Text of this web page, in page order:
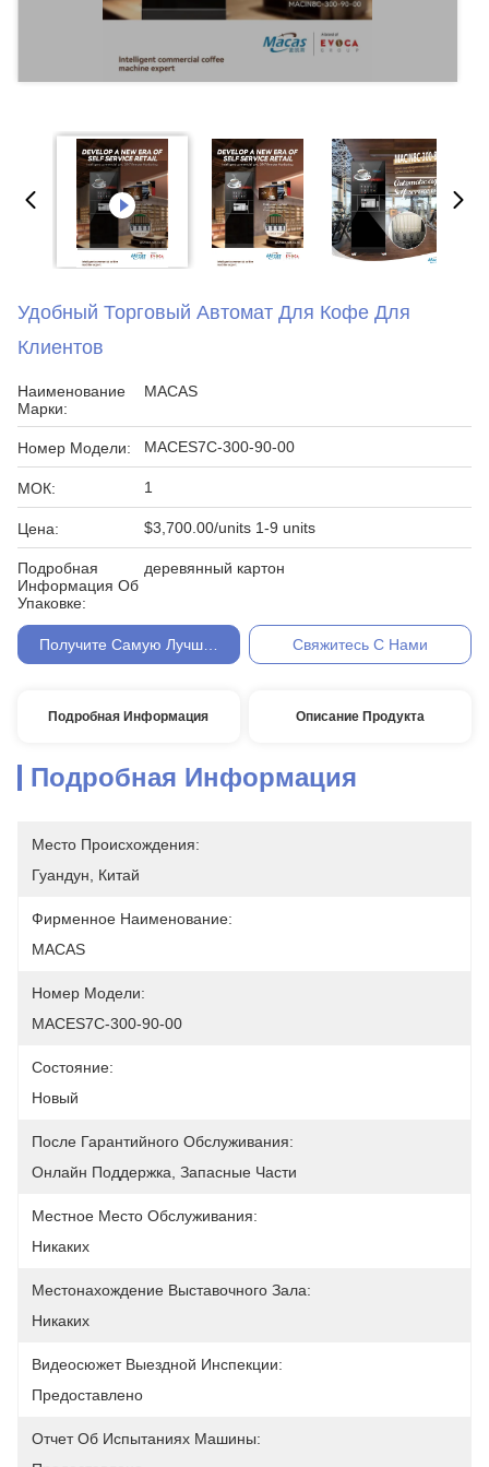
Удобный Торговый Автомат Для Кофе Для
Клиентов
Наименование
Марки:
MACAS
Номер Модели: MACES7C-300-90-00
МОК: 1
Цена: $3,700.00/units 1-9 units
Подробная
Информация Об
Упаковке:
деревянный картон
Получите Самую Лучшую Цену Свяжитесь С Нами
Подробная Информация Описание Продукта
Подробная Информация
Место Происхождения:
Гуандун, Китай
Фирменное Наименование:
MACAS
Номер Модели:
MACES7C-300-90-00
Состояние:
Новый
После Гарантийного Обслуживания:
Онлайн Поддержка, Запасные Части
Местное Место Обслуживания:
Никаких
Местонахождение Выставочного Зала:
Никаких
Видеосюжет Выездной Инспекции:
Предоставлено
Отчет Об Испытаниях Машины: